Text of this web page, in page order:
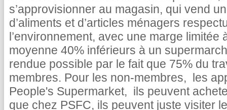
s’approvisionner au magasin, qui vend
d’aliments et d’articles ménagers
l’environnement, avec une marge
moyenne 40% inférieurs à un
rendue possible par le fait que 75% du
membres. Pour les non-membres, les
People's Supermarket, ils peuvent
que chez PSFC, ils peuvent juste visiter